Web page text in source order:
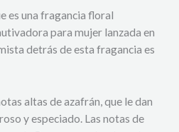
es una fragancia floral
para mujer lanzada en
detrás de esta fragancia es
altas de azafrán, que le dan
y especiado. Las notas de